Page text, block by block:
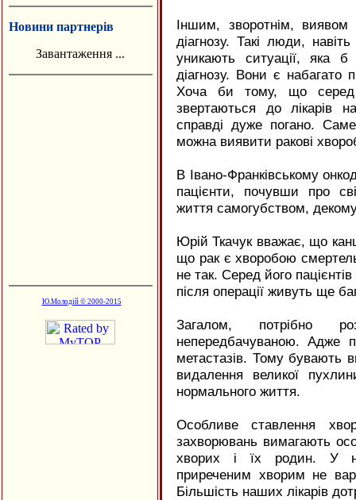
Новини партнерів
Завантаження ...
Ю.Молодій © 2000-2015
Іншим, зворотнім, виявом
діагнозу. Такі люди,
уникають ситуації, яка
діагнозу. Вони є набагато
Хоча би тому, що
звертаються до лікарів
справді дуже погано.
можна виявити ракові
В Івано-Франківському
пацієнти, почувши про
життя самогубством,
Юрій Ткачук вважає, що
що рак є хворобою
не так. Серед його
після операції живуть ще
Загалом, потрібно
непередбачуваною. Адже
метастазів. Тому бувають
видалення великої
нормального життя.
Особливе ставлення
захворювань вимагають
хворих і їх родин. У
приреченим хворим не
Більшість наших лікарів